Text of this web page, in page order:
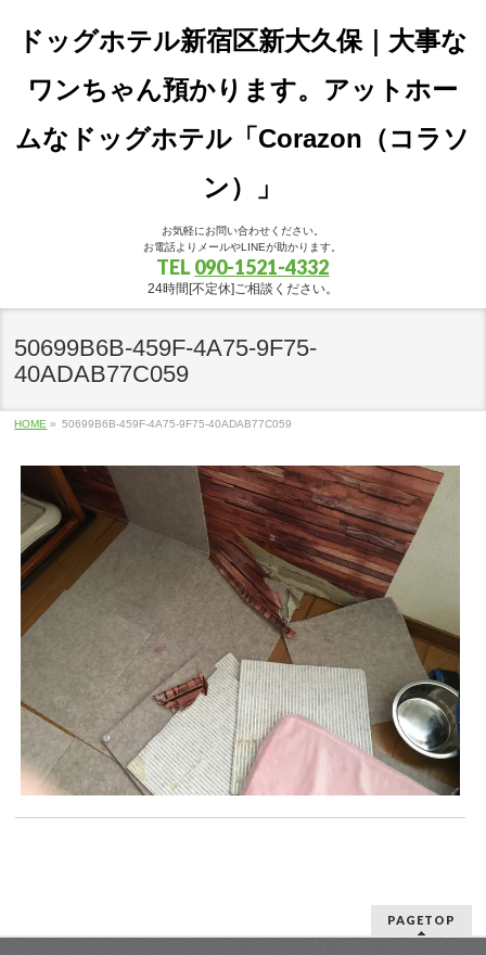
ドッグホテル新宿区新大久保｜大事な
ワンちゃん預かります。アットホー
ムなドッグホテル「Corazon（コラソ
ン）」
お気軽にお問い合わせください。
お電話よりメールやLINEが助かります。
TEL 090-1521-4332
24時間[不定休]ご相談ください。
50699B6B-459F-4A75-9F75-
40ADAB77C059
HOME » 50699B6B-459F-4A75-9F75-40ADAB77C059
PAGETOP